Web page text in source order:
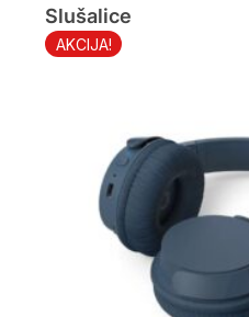
AKCIJA!
Slušalice